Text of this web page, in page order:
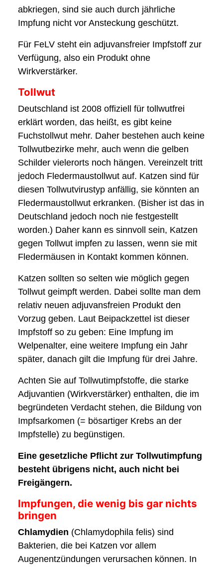
abkriegen, sind sie auch durch jährliche
Impfung nicht vor Ansteckung geschützt.
Für FeLV steht ein adjuvansfreier Impfstoff zur
Verfügung, also ein Produkt ohne
Wirkverstärker.
Tollwut
Deutschland ist 2008 offiziell für tollwutfrei
erklärt worden, das heißt, es gibt keine
Fuchstollwut mehr. Daher bestehen auch keine
Tollwutbezirke mehr, auch wenn die gelben
Schilder vielerorts noch hängen. Vereinzelt tritt
jedoch Fledermaustollwut auf. Katzen sind für
diesen Tollwutvirustyp anfällig, sie könnten an
Fledermaustollwut erkranken. (Bisher ist das in
Deutschland jedoch noch nie festgestellt
worden.) Daher kann es sinnvoll sein, Katzen
gegen Tollwut impfen zu lassen, wenn sie mit
Fledermäusen in Kontakt kommen können.
Katzen sollten so selten wie möglich gegen
Tollwut geimpft werden. Dabei sollte man dem
relativ neuen adjuvansfreien Produkt den
Vorzug geben. Laut Beipackzettel ist dieser
Impfstoff so zu geben: Eine Impfung im
Welpenalter, eine weitere Impfung ein Jahr
später, danach gilt die Impfung für drei Jahre.
Achten Sie auf Tollwutimpfstoffe, die starke
Adjuvantien (Wirkverstärker) enthalten, die im
begründeten Verdacht stehen, die Bildung von
Impfsarkomen (= bösartiger Krebs an der
Impfstelle) zu begünstigen.
Eine gesetzliche Pflicht zur Tollwutimpfung
besteht übrigens nicht, auch nicht bei
Freigängern.
Impfungen, die wenig bis gar nichts
bringen
Chlamydien (Chlamydophila felis) sind
Bakterien, die bei Katzen vor allem
Augenentzündungen verursachen können. In